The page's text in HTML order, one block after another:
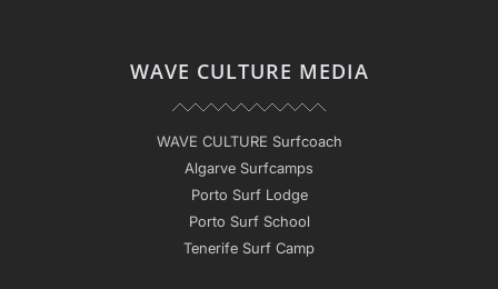
WAVE CULTURE MEDIA
WAVE CULTURE Surfcoach
Algarve Surfcamps
Porto Surf Lodge
Porto Surf School
Tenerife Surf Camp